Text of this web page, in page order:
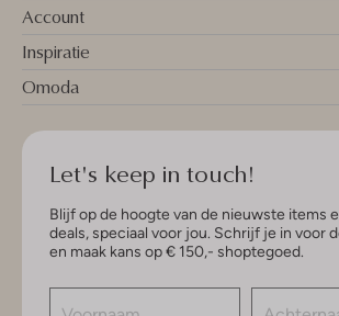
Account
Inspiratie
Omoda
Let's keep in touch!
Blijf op de hoogte van de nieuwste items
deals, speciaal voor jou. Schrijf je in voor
en maak kans op € 150,- shoptegoed.